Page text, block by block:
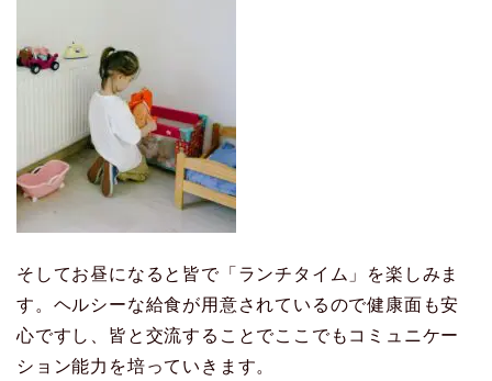
そしてお昼になると皆で「ランチタイム」を楽しみま
す。ヘルシーな給食が用意されているので健康面も安
心ですし、皆と交流することでここでもコミュニケー
ション能力を培っていきます。